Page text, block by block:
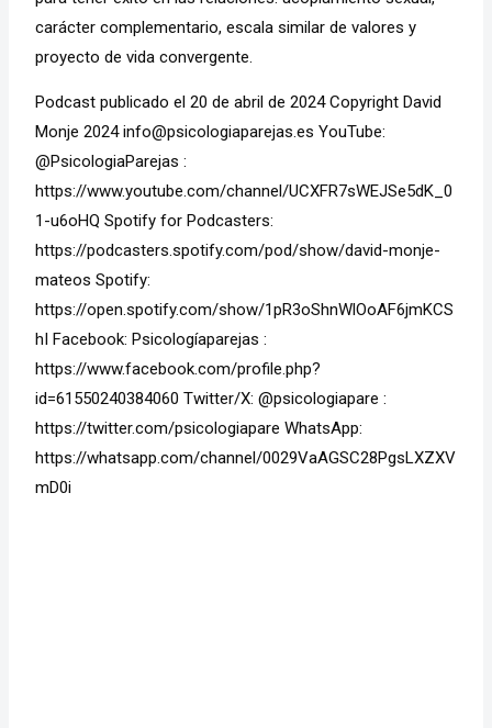
carácter complementario, escala similar de valores y
proyecto de vida convergente.
Podcast publicado el 20 de abril de 2024 Copyright David
Monje 2024 info@psicologiaparejas.es YouTube:
@PsicologiaParejas :
https://www.youtube.com/channel/UCXFR7sWEJSe5dK_0
1-u6oHQ Spotify for Podcasters:
https://podcasters.spotify.com/pod/show/david-monje-
mateos Spotify:
https://open.spotify.com/show/1pR3oShnWlOoAF6jmKCS
hI Facebook: Psicologíaparejas :
https://www.facebook.com/profile.php?
id=61550240384060 Twitter/X: @psicologiapare :
https://twitter.com/psicologiapare WhatsApp:
https://whatsapp.com/channel/0029VaAGSC28PgsLXZXV
mD0i